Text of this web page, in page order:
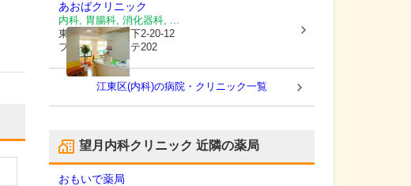
あおばクリニック
内科, 胃腸科, 消化器科, ...
東京都江東区森下2-20-12
フォーレドサンテ202
江東区(内科)の病院・クリニック一覧
望月内科クリニック 近隣の薬局
おもいで薬局